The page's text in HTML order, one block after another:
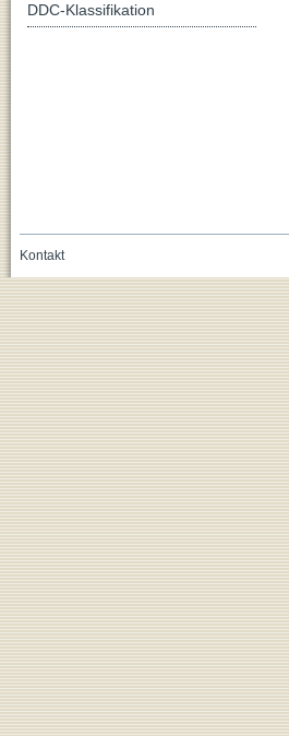
DDC-Klassifikation
Kontakt